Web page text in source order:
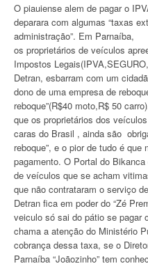
O piauiense alem de pagar o
deparara com algumas “taxas
administração”. Em Parnaíba,
os proprietários de veículos
Impostos
Detran, esbarram com um
dono de uma empresa de
reboque”(R$40 moto,R$ 50
que os proprietários dos
caras do Brasil , ainda são
reboque”, e o pior de tudo é
pagamento. O Portal do
de veículos que se acham
que não contrataram o serviço
Detran fica em poder do “Zé
veiculo só sai do pátio se pagar
chama a atenção do Ministério
cobrança dessa taxa, se o
Parnaíba “Joãozinho” tem